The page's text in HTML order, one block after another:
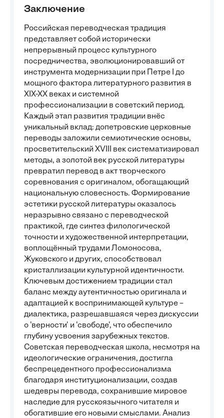
Заключение
Российская переводческая традиция
представляет собой исторически
непрерывный процесс культурного
посредничества, эволюционировавший от
инструмента модернизации при Петре I до
мощного фактора литературного развития в
XIX-XX веках и системной
профессионализации в советский период.
Каждый этап развития традиции внёс
уникальный вклад: допетровские церковные
переводы заложили семиотические основы,
просветительский XVIII век систематизировал
методы, а золотой век русской литературы
превратил перевод в акт творческого
соревнования с оригиналом, обогащающий
национальную словесность. Формирование
эстетики русской литературы оказалось
неразрывно связано с переводческой
практикой, где синтез филологической
точности и художественной интерпретации,
воплощённый трудами Ломоносова,
Жуковского и других, способствовал
кристаллизации культурной идентичности.
Ключевым достижением традиции стал
баланс между аутентичностью оригинала и
адаптацией к воспринимающей культуре –
диалектика, разрешавшаяся через дискуссии
о 'верности' и 'свободе', что обеспечило
глубину усвоения зарубежных текстов.
Советская переводческая школа, несмотря на
идеологические ограничения, достигла
беспрецедентного профессионализма
благодаря институционализации, создав
шедевры перевода, сохранившие мировое
наследие для русскоязычного читателя и
обогатившие его новыми смыслами. Анализ